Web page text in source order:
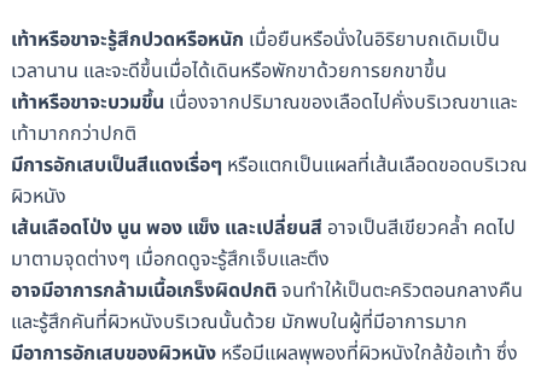
เท้าหรือขาจะรู้สึกปวดหรือหนัก เมื่อยืนหรือนั่งในอิริยาบถเดิมเป็น
เวลานาน และจะดีขึ้นเมื่อได้เดินหรือพักขาด้วยการยกขาขึ้น
เท้าหรือขาจะบวมขึ้น เนื่องจากปริมาณของเลือดไปคั่งบริเวณขาและ
เท้ามากกว่าปกติ
มีการอักเสบเป็นสีแดงเรื่อๆ หรือแตกเป็นแผลที่เส้นเลือดขอดบริเวณ
ผิวหนัง
เส้นเลือดโป่ง นูน พอง แข็ง และเปลี่ยนสี อาจเป็นสีเขียวคล้ำ คดไป
มาตามจุดต่างๆ เมื่อกดดูจะรู้สึกเจ็บและตึง
อาจมีอาการกล้ามเนื้อเกร็งผิดปกติจนทำให้เป็นตะคริวตอนกลางคืน
และรู้สึกคันที่ผิวหนังบริเวณนั้นด้วย มักพบในผู้ที่มีอาการมาก
มีอาการอักเสบของผิวหนังหรือมีแผลพุพองที่ผิวหนังใกล้ข้อเท้า ซึ่ง